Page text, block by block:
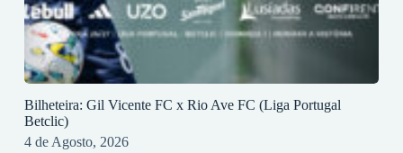
Bilheteira: Gil Vicente FC x Rio Ave FC (Liga Portugal
Betclic)
4 de Agosto, 2026